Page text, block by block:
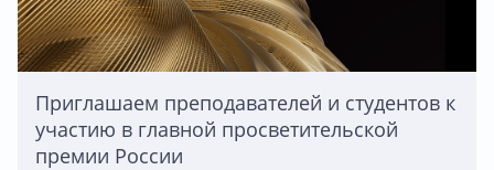
Приглашаем преподавателей и студентов к
участию в главной просветительской
премии России